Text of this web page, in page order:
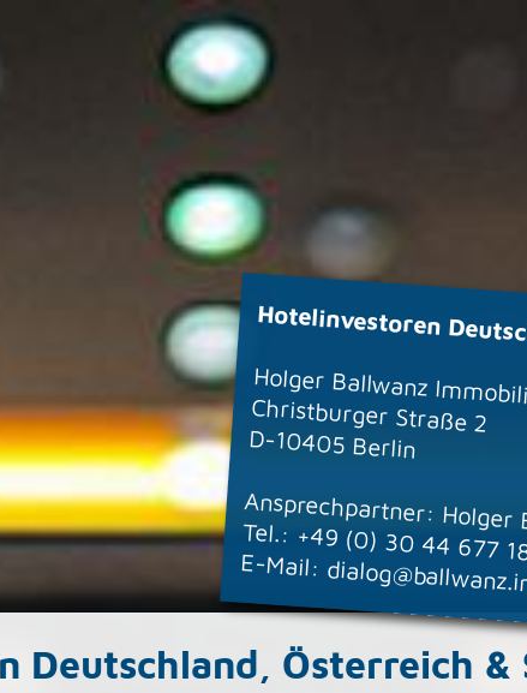
Hotelinvestoren
Holger Ballwanz
Christburger Straße 2
D-10405 Berlin
Ansprechpartner: Holger
Tel.: +49 (0) 30 44 677
E-Mail:
Deutschland, Österreich &